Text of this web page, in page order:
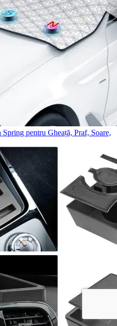
pentru Gheață, Praf, Soare,